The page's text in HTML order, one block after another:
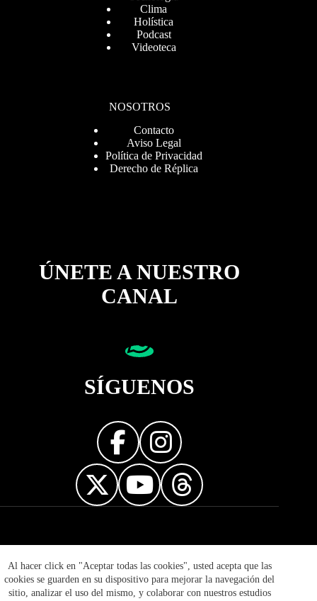
Al hacer click en "Aceptar todas las cookies", usted acepta que las
cookies se guarden en su dispositivo para mejorar la navegación del
sitio, analizar el uso del mismo, y colaborar con nuestros estudios
Clima
Holística
Podcast
Videoteca
NOSOTROS
Contacto
Aviso Legal
Política de Privacidad
Derecho de Réplica
ÚNETE A NUESTRO
CANAL
SÍGUENOS